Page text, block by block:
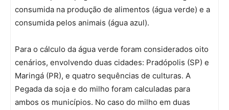
consumida na produção de alimentos (água verde) e a
consumida pelos animais (água azul).
Para o cálculo da água verde foram considerados oito
cenários, envolvendo duas cidades: Pradópolis (SP) e
Maringá (PR), e quatro sequências de culturas. A
Pegada da soja e do milho foram calculadas para
ambos os municípios. No caso do milho em duas